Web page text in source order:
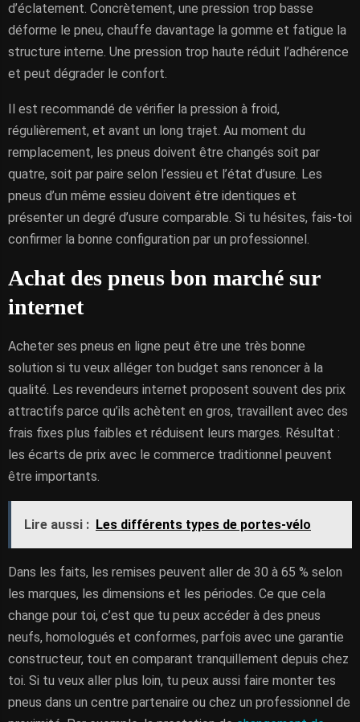
d’éclatement. Concrètement, une pression trop basse
déforme le pneu, chauffe davantage la gomme et fatigue la
structure interne. Une pression trop haute réduit l’adhérence
et peut dégrader le confort.
Il est recommandé de vérifier la pression à froid,
régulièrement, et avant un long trajet. Au moment du
remplacement, les pneus doivent être changés soit par
quatre, soit par paire selon l’essieu et l’état d’usure. Les
pneus d’un même essieu doivent être identiques et
présenter un degré d’usure comparable. Si tu hésites, fais-toi
confirmer la bonne configuration par un professionnel.
Achat des pneus bon marché sur
internet
Acheter ses pneus en ligne peut être une très bonne
solution si tu veux alléger ton budget sans renoncer à la
qualité. Les revendeurs internet proposent souvent des prix
attractifs parce qu’ils achètent en gros, travaillent avec des
frais fixes plus faibles et réduisent leurs marges. Résultat :
les écarts de prix avec le commerce traditionnel peuvent
être importants.
Lire aussi : Les différents types de portes-vélo
Dans les faits, les remises peuvent aller de 30 à 65 % selon
les marques, les dimensions et les périodes. Ce que cela
change pour toi, c’est que tu peux accéder à des pneus
neufs, homologués et conformes, parfois avec une garantie
constructeur, tout en comparant tranquillement depuis chez
toi. Si tu veux aller plus loin, tu peux aussi faire monter tes
pneus dans un centre partenaire ou chez un professionnel de